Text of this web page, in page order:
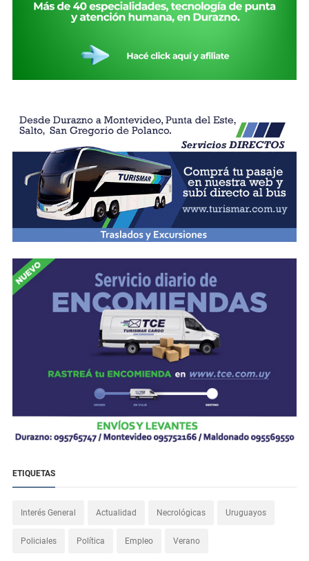
ETIQUETAS
Interés General Actualidad Necrológicas Uruguayos
Policiales Política Empleo Verano